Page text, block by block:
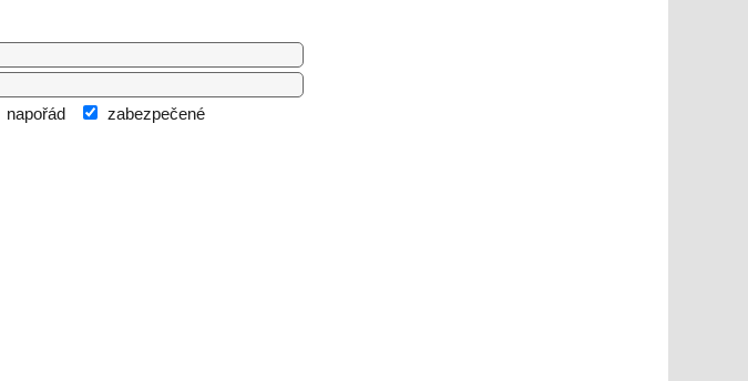
napořád
zabezpečené